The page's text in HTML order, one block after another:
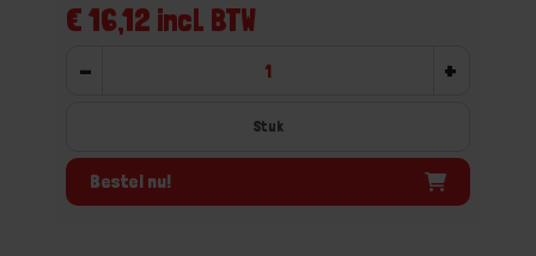
€ 16,12 incl. BTW
- +
Stuk
Bestel nu!